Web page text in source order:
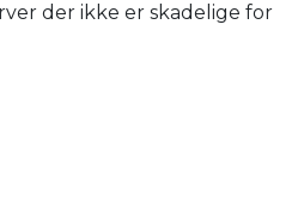
der ikke er skadelige for